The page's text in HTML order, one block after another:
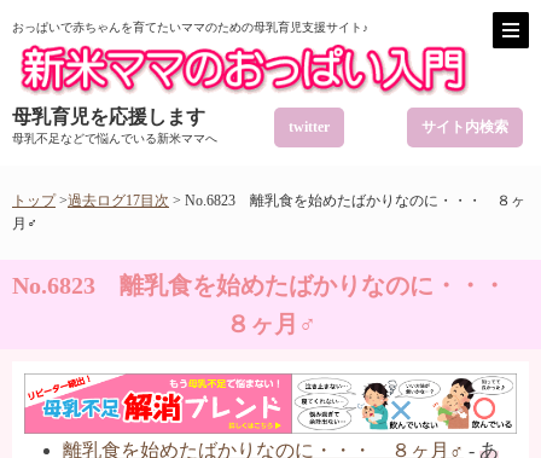
おっぱいで赤ちゃんを育てたいママのための母乳育児支援サイト♪
母乳育児を応援します
母乳不足などで悩んでいる新米ママへ
twitter サイト内検索
トップ>過去ログ17目次 > No.6823 離乳食を始めたばかりなのに・・・ ８ヶ
月♂
No.6823 離乳食を始めたばかりなのに・・・
８ヶ月♂
離乳食を始めたばかりなのに・・・ ８ヶ月♂ - あ